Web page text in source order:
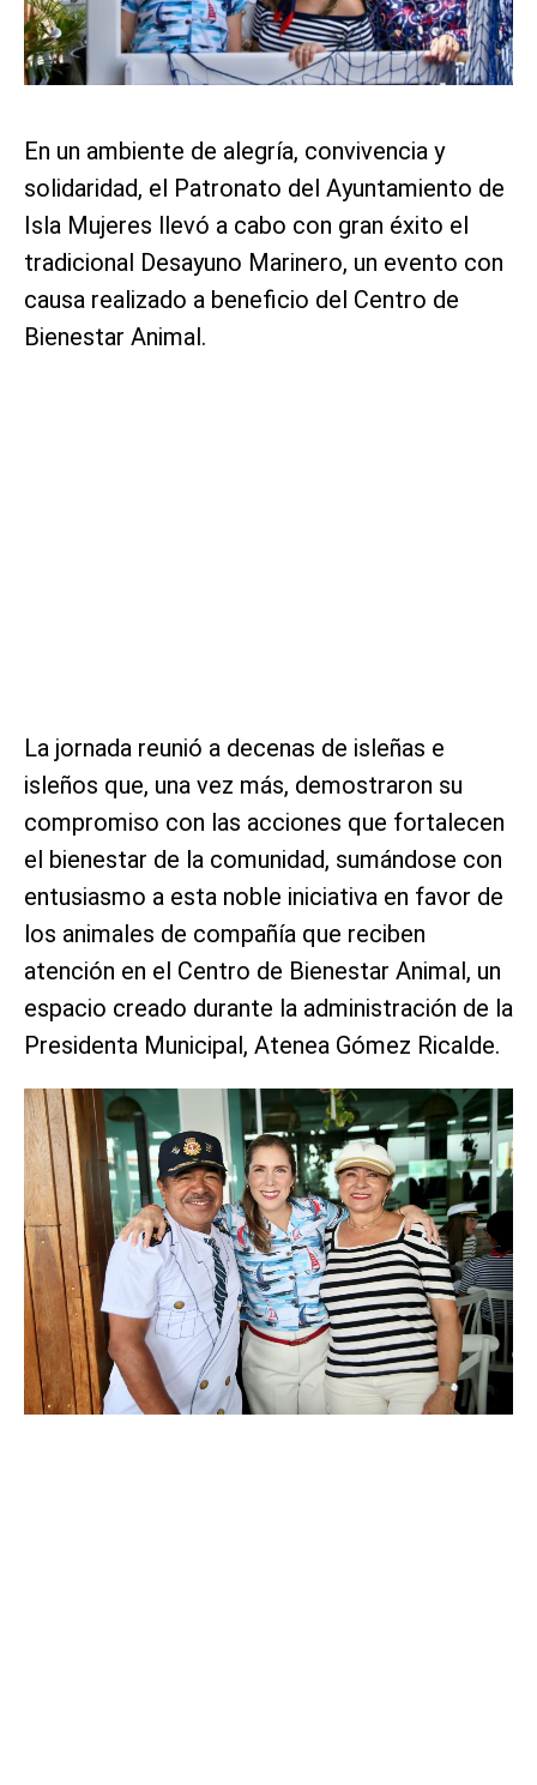
En un ambiente de alegría, convivencia y
solidaridad, el Patronato del Ayuntamiento de
Isla Mujeres llevó a cabo con gran éxito el
tradicional Desayuno Marinero, un evento con
causa realizado a beneficio del Centro de
Bienestar Animal.
La jornada reunió a decenas de isleñas e
isleños que, una vez más, demostraron su
compromiso con las acciones que fortalecen
el bienestar de la comunidad, sumándose con
entusiasmo a esta noble iniciativa en favor de
los animales de compañía que reciben
atención en el Centro de Bienestar Animal, un
espacio creado durante la administración de la
Presidenta Municipal, Atenea Gómez Ricalde.